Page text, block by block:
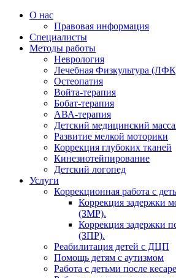
О нас
Правовая информация
Специалисты
Методы работы
Неврология
Лечебная Физкультура
Остеопатия
Войта-терапия
Бобат-терапия
АВА-терапия
Детский медицинский
Развитие мелкой моторики
Коррекция глубоких тканей
Кинезиотейпирование
Детский логопед
Услуги
Коррекционная работа с
Коррекция задержки
(ЗМР).
Коррекция задержки
(ЗПР).
Реабилитация детей с ДЦП
Помощь детям с аутизмом
Работа с детьми после